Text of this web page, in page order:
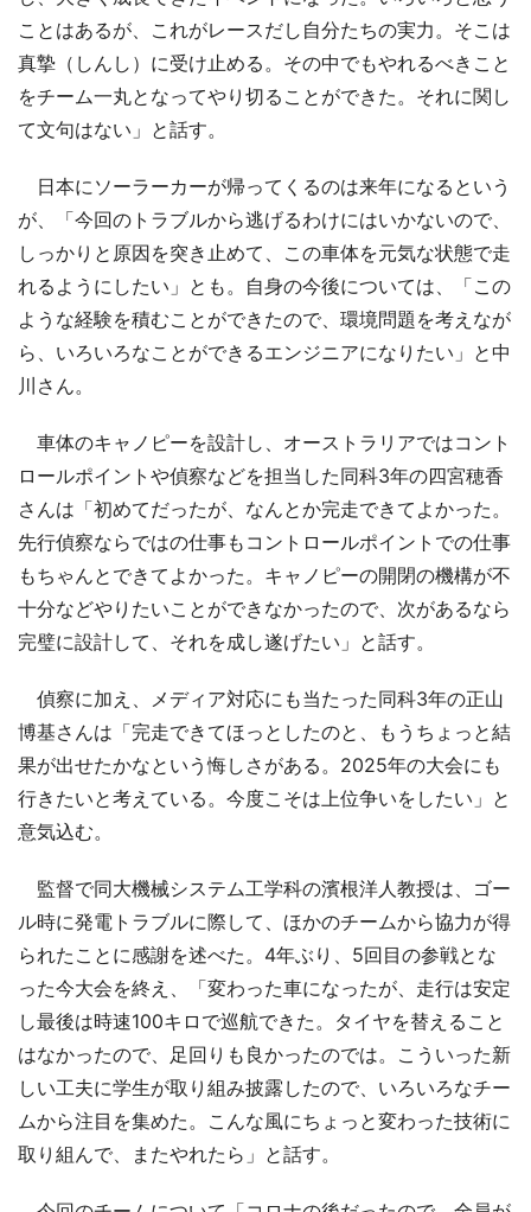
ことはあるが、これがレースだし自分たちの実力。そこは
真摯（しんし）に受け止める。その中でもやれるべきこと
をチーム一丸となってやり切ることができた。それに関し
て文句はない」と話す。
日本にソーラーカーが帰ってくるのは来年になるという
が、「今回のトラブルから逃げるわけにはいかないので、
しっかりと原因を突き止めて、この車体を元気な状態で走
れるようにしたい」とも。自身の今後については、「この
ような経験を積むことができたので、環境問題を考えなが
ら、いろいろなことができるエンジニアになりたい」と中
川さん。
車体のキャノピーを設計し、オーストラリアではコント
ロールポイントや偵察などを担当した同科3年の四宮穂香
さんは「初めてだったが、なんとか完走できてよかった。
先行偵察ならではの仕事もコントロールポイントでの仕事
もちゃんとできてよかった。キャノピーの開閉の機構が不
十分などやりたいことができなかったので、次があるなら
完璧に設計して、それを成し遂げたい」と話す。
偵察に加え、メディア対応にも当たった同科3年の正山
博基さんは「完走できてほっとしたのと、もうちょっと結
果が出せたかなという悔しさがある。2025年の大会にも
行きたいと考えている。今度こそは上位争いをしたい」と
意気込む。
監督で同大機械システム工学科の濱根洋人教授は、ゴー
ル時に発電トラブルに際して、ほかのチームから協力が得
られたことに感謝を述べた。4年ぶり、5回目の参戦とな
った今大会を終え、「変わった車になったが、走行は安定
し最後は時速100キロで巡航できた。タイヤを替えること
はなかったので、足回りも良かったのでは。こういった新
しい工夫に学生が取り組み披露したので、いろいろなチー
ムから注目を集めた。こんな風にちょっと変わった技術に
取り組んで、またやれたら」と話す。